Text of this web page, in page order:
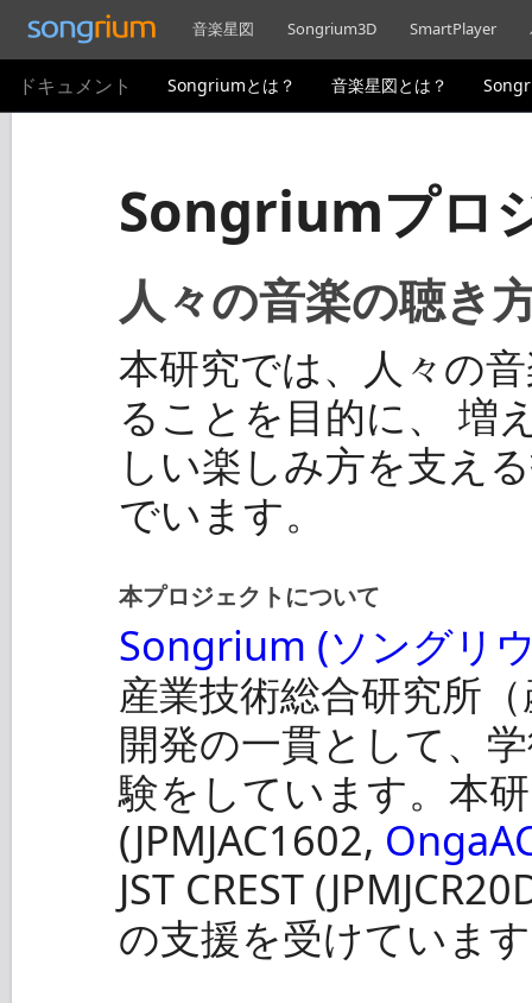
音楽星図 Songrium3D SmartPlayer
ドキュメント Songriumとは？ 音楽星図とは？
Songriumプロ
人々の音楽の聴き
本研究では、人々の
ることを目的に、 増
しい楽しみ方を支え
でいます。
本プロジェクトについて
Songrium (ソングリ
産業技術総合研究所
開発の一貫として、
験をしています。本
(JPMJAC1602,
JST CREST
の支援を受けていま